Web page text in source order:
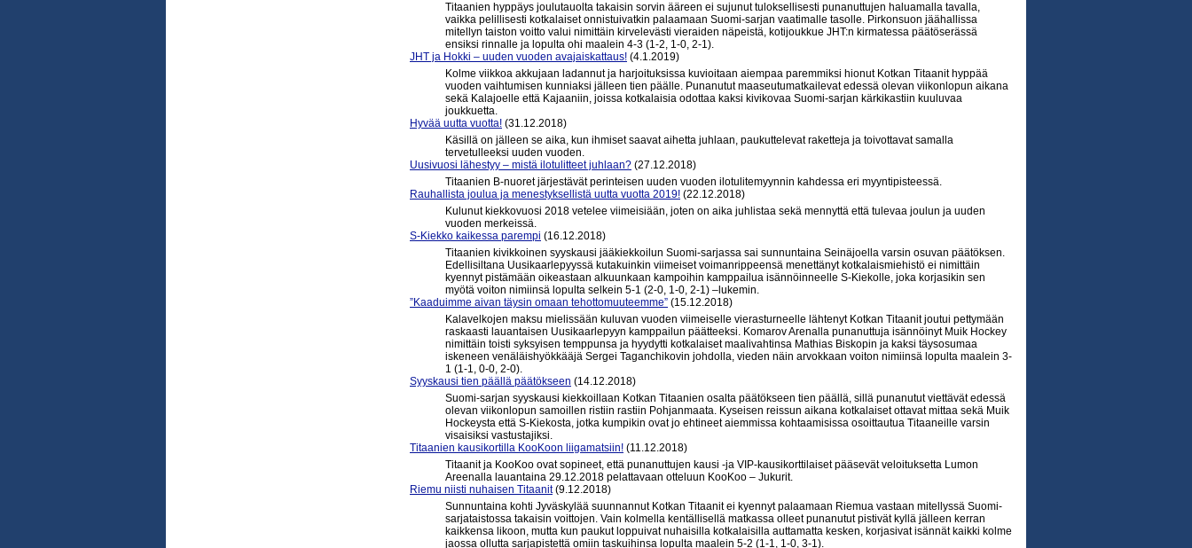
Titaanien hyppäys joulutauolta takaisin sorvin ääreen ei sujunut tuloksellisesti punanuttujen haluamalla tavalla,
vaikka pelillisesti kotkalaiset onnistuivatkin palaamaan Suomi-sarjan vaatimalle tasolle. Pirkonsuon jäähallissa
mitellyn taiston voitto valui nimittäin kirvelevästi vieraiden näpeistä, kotijoukkue JHT:n kirmatessa päätöserässä
ensiksi rinnalle ja lopulta ohi maalein 4-3 (1-2, 1-0, 2-1).
JHT ja Hokki – uuden vuoden avajaiskattaus! (4.1.2019)
Kolme viikkoa akkujaan ladannut ja harjoituksissa kuvioitaan aiempaa paremmiksi hionut Kotkan Titaanit hyppää
vuoden vaihtumisen kunniaksi jälleen tien päälle. Punanutut maaseutumatkailevat edessä olevan viikonlopun aikana
sekä Kalajoelle että Kajaaniin, joissa kotkalaisia odottaa kaksi kivikovaa Suomi-sarjan kärkikastiin kuuluvaa
joukkuetta.
Hyvää uutta vuotta! (31.12.2018)
Käsillä on jälleen se aika, kun ihmiset saavat aihetta juhlaan, paukuttelevat raketteja ja toivottavat samalla
tervetulleeksi uuden vuoden.
Uusivuosi lähestyy – mistä ilotulitteet juhlaan? (27.12.2018)
Titaanien B-nuoret järjestävät perinteisen uuden vuoden ilotulitemyynnin kahdessa eri myyntipisteessä.
Rauhallista joulua ja menestyksellistä uutta vuotta 2019! (22.12.2018)
Kulunut kiekkovuosi 2018 vetelee viimeisiään, joten on aika juhlistaa sekä mennyttä että tulevaa joulun ja uuden
vuoden merkeissä.
S-Kiekko kaikessa parempi (16.12.2018)
Titaanien kivikkoinen syyskausi jääkiekkoilun Suomi-sarjassa sai sunnuntaina Seinäjoella varsin osuvan päätöksen.
Edellisiltana Uusikaarlepyyssä kutakuinkin viimeiset voimanrippeensä menettänyt kotkalaismiehistö ei nimittäin
kyennyt pistämään oikeastaan alkuunkaan kampoihin kamppailua isännöinneelle S-Kiekolle, joka korjasikin sen
myötä voiton nimiinsä lopulta selkein 5-1 (2-0, 1-0, 2-1) –lukemin.
”Kaaduimme aivan täysin omaan tehottomuuteemme” (15.12.2018)
Kalavelkojen maksu mielissään kuluvan vuoden viimeiselle vierasturneelle lähtenyt Kotkan Titaanit joutui pettymään
raskaasti lauantaisen Uusikaarlepyyn kamppailun päätteeksi. Komarov Arenalla punanuttuja isännöinyt Muik Hockey
nimittäin toisti syksyisen temppunsa ja hyydytti kotkalaiset maalivahtinsa Mathias Biskopin ja kaksi täysosumaa
iskeneen venäläishyökkääjä Sergei Taganchikovin johdolla, vieden näin arvokkaan voiton nimiinsä lopulta maalein 3-
1 (1-1, 0-0, 2-0).
Syyskausi tien päällä päätökseen (14.12.2018)
Suomi-sarjan syyskausi kiekkoillaan Kotkan Titaanien osalta päätökseen tien päällä, sillä punanutut viettävät edessä
olevan viikonlopun samoillen ristiin rastiin Pohjanmaata. Kyseisen reissun aikana kotkalaiset ottavat mittaa sekä Muik
Hockeysta että S-Kiekosta, jotka kumpikin ovat jo ehtineet aiemmissa kohtaamisissa osoittautua Titaaneille varsin
visaisiksi vastustajiksi.
Titaanien kausikortilla KooKoon liigamatsiin! (11.12.2018)
Titaanit ja KooKoo ovat sopineet, että punanuttujen kausi -ja VIP-kausikorttilaiset pääsevät veloituksetta Lumon
Areenalla lauantaina 29.12.2018 pelattavaan otteluun KooKoo – Jukurit.
Riemu niisti nuhaisen Titaanit (9.12.2018)
Sunnuntaina kohti Jyväskylää suunnannut Kotkan Titaanit ei kyennyt palaamaan Riemua vastaan mitellyssä Suomi-
sarjataistossa takaisin voittojen. Vain kolmella kentällisellä matkassa olleet punanutut pistivät kyllä jälleen kerran
kaikkensa likoon, mutta kun paukut loppuivat nuhaisilla kotkalaisilla auttamatta kesken, korjasivat isännät kaikki kolme
jaossa ollutta sarjapistettä omiin taskuihinsa lopulta maalein 5-2 (1-1, 1-0, 3-1).